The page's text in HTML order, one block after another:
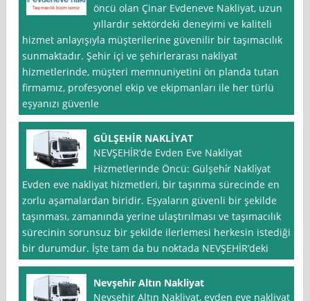
öncü olan Çinar Evdeneve Nakliyat, uzun
yıllardır sektördeki deneyimi ve kaliteli
hizmet anlayışıyla müşterilerine güvenilir bir taşımacılık
sunmaktadır. Şehir içi ve şehirlerarası nakliyat
hizmetlerinde, müşteri memnuniyetini ön planda tutan
firmamız, profesyonel ekip ve ekipmanları ile her türlü
eşyanızı güvenle
GÜLŞEHİR NAKLİYAT
NEVŞEHİR’de Evden Eve Nakliyat
Hizmetlerinde Öncü: Gülşehi̇r Nakli̇yat
Evden eve nakliyat hizmetleri, bir taşınma sürecinde en
zorlu aşamalardan biridir. Eşyaların güvenli bir şekilde
taşınması, zamanında yerine ulaştırılması ve taşımacılık
sürecinin sorunsuz bir şekilde ilerlemesi herkesin istediği
bir durumdur. İşte tam da bu noktada NEVŞEHİR’deki
Nevşehir Altın Nakliyat
Nevşehir Altın Nakliyat, evden eve nakliyat